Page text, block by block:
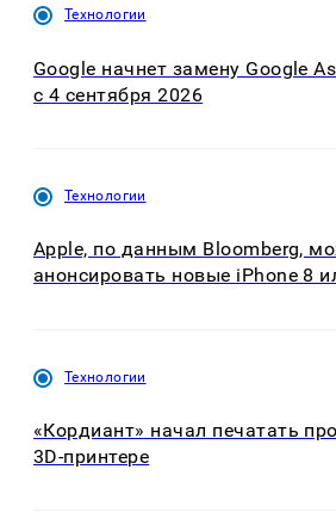
Технологии
Google начнет замену Google
с 4 сентября 2026
Технологии
Apple, по данным Bloomberg,
анонсировать новые iPhone 8
Технологии
«Кордиант» начал печатать
3D-принтере